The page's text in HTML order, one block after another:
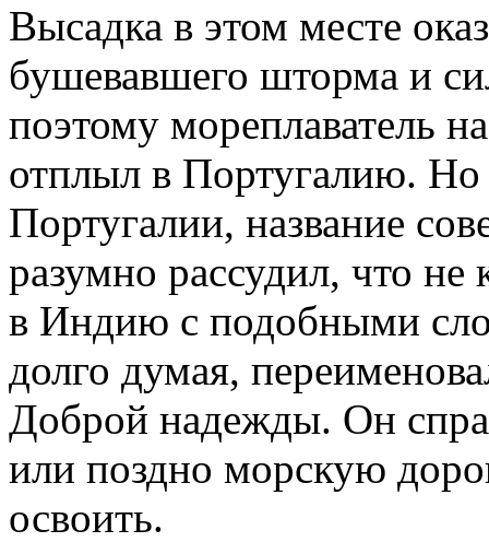
Высадка в этом месте
бушевавшего шторма и
поэтому мореплаватель
отплыл в Португалию.
Португалии, название
разумно рассудил, что не
в Индию с подобными
долго думая,
Доброй надежды. Он
или поздно морскую
освоить.